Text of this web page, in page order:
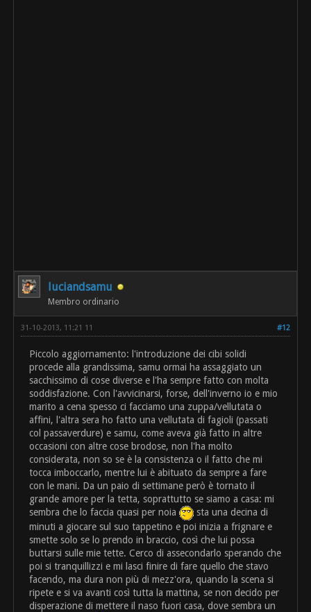
luciandsamu
Membro ordinario
#12
31-10-2013, 11:21 11
Piccolo aggiornamento: l'introduzione dei cibi solidi
procede alla grandissima, samu ormai ha assaggiato un
sacchissimo di cose diverse e l'ha sempre fatto con molta
soddisfazione. Con l'avvicinarsi, forse, dell'inverno io e mio
marito a cena spesso ci facciamo una zuppa/vellutata o
affini, l'altra sera ho fatto una vellutata di fagioli (passati
col passaverdure) e samu, come aveva già fatto in altre
occasioni con altre cose brodose, non l'ha molto
considerata, non so se è la consistenza o il fatto che mi
tocca imboccarlo, mentre lui è abituato da sempre a fare
con le mani. Da un paio di settimane però è tornato il
grande amore per la tetta, soprattutto se siamo a casa: mi
sembra che lo faccia quasi per noia
sta una decina di
minuti a giocare sul suo tappetino e poi inizia a frignare e
smette solo se lo prendo in braccio, così che lui possa
buttarsi sulle mie tette. Cerco di assecondarlo sperando che
poi si tranquillizzi e mi lasci finire di fare quello che stavo
facendo, ma dura non più di mezz'ora, quando la scena si
ripete e si va avanti così tutta la mattina, se non decido per
disperazione di mettere il naso fuori casa, dove sembra un